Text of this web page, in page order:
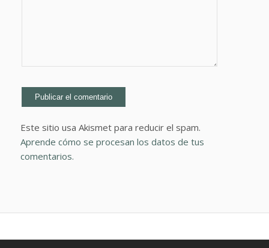
Este sitio usa Akismet para reducir el spam.
Aprende cómo se procesan los datos de tus
comentarios.